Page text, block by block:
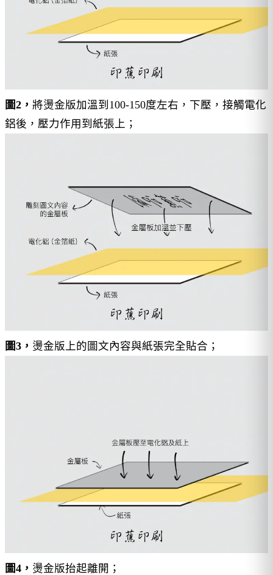
圖2， 將燙金版加溫到100-150度左右，下壓，接觸電化
鋁後，壓力作用到紙張上；
圖3， 燙金版上的圖文內容與紙張完全貼合；
圖4， 燙金版抬起離開；